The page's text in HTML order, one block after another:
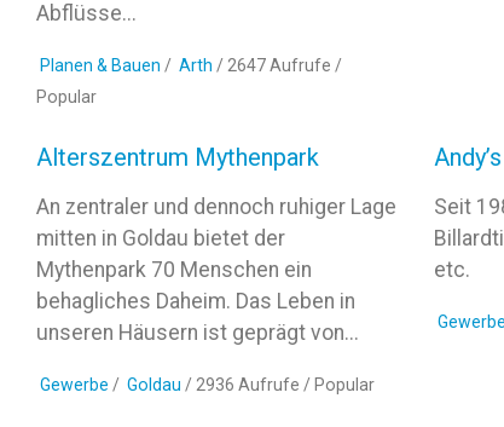
Abflüsse...
Planen & Bauen / Arth / 2647 Aufrufe /
Popular
Alterszentrum Mythenpark
An zentraler und dennoch ruhiger Lage
mitten in Goldau bietet der
Mythenpark 70 Menschen ein
behagliches Daheim. Das Leben in
unseren Häusern ist geprägt von...
Gewerbe / Goldau / 2936 Aufrufe / Popular
Seit
etc.
Gewerbe